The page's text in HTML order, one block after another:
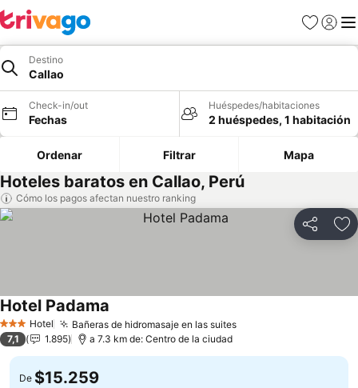
Favoritos
Iniciar
Destino
Callao
Check-in/out
Fechas
Huéspedes/habitaciones
2 huéspedes, 1 habitación
Ordenar Filtrar Mapa
Hoteles baratos en Callao, Perú
Cómo los pagos afectan nuestro ranking
Compartir
3 Estrellas
Hotel Bañeras de hidromasaje en las suites
Hotel Padama
7,1 1.895 a 7.3 km de: Centro de la ciudad
De $15.259